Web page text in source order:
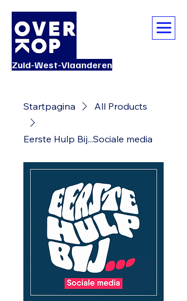
Zuid-West-Vlaanderen
Startpagina All Products
Eerste Hulp Bij...Sociale media